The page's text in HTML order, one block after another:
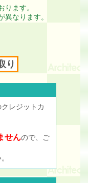
ます。
なります。
り
レジットカ
せんので、ご